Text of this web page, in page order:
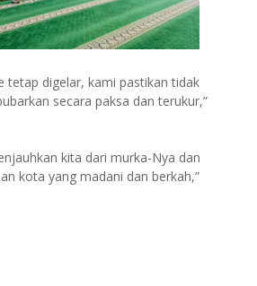
tetap digelar, kami pastikan tidak
secara paksa dan terukur,”
kita dari murka-Nya dan
kota yang madani dan berkah,”